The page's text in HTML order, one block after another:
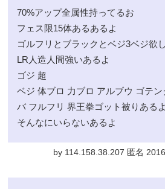
70%アップ全属性持ってるお
フェス限15体あるあるよ
ゴルフリとブラックとベジ3ベジ欲
LR人造人間強いあるよ
ゴジ 超
ベジ 体ブロ 力ブロ アルブウ ゴテ
バ フルフリ 界王拳ゴット被りあるよ
そんなにいらないあるよ
by 114.158.38.207 匿名